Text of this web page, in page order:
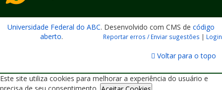
Universidade Federal do ABC. Desenvolvido com CMS de código
aberto. Reportar erros / Enviar sugestões | Login
Voltar para o topo
Este site utiliza cookies para melhorar a experiência do usuário e